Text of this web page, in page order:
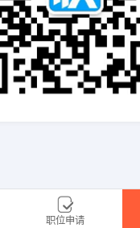
职位申请